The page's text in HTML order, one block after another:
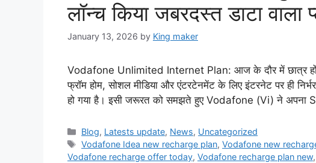
लॉन्च किया जबरदस्त डाटा वाला
January 13, 2026 by King maker
Vodafone Unlimited Internet Plan: आज के दौर में छात्र हों
फ्रॉम होम, सोशल मीडिया और एंटरटेनमेंट के लिए इंटरनेट पर ही
हो गया है। इसी जरूरत को समझते हुए Vodafone (Vi) ने
Categories
Blog, Latests update, News, Uncategorized
Tags
Vodafone Idea new recharge plan,Vodafone new
Vodafone recharge offer today, Vodafone recharge plan new,